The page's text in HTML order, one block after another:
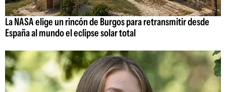
La NASA elige un rincón de Burgos para retransmitir desde
España al mundo el eclipse solar total